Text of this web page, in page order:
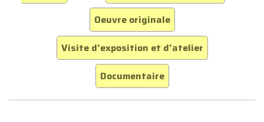
Oeuvre originale
Visite d'exposition et d'atelier
Documentaire